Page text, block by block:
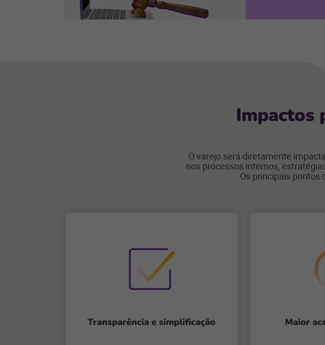
Impactos
O varejo será diretamente
nos processos internos,
Os principais pontos
Transparência e simplificação Maior